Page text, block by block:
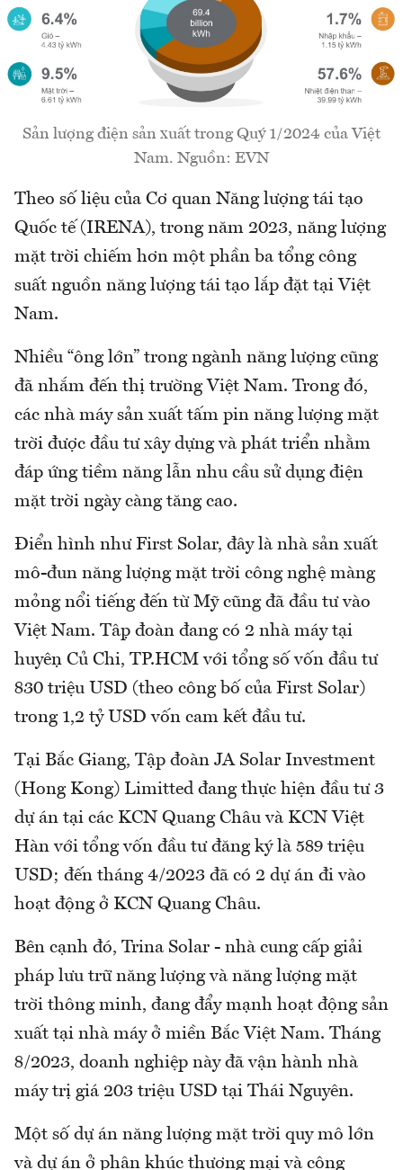
Sản lượng điện sản xuất trong Quý 1/2024 của Việt
Nam. Nguồn: EVN
Theo số liệu của Cơ quan Năng lượng tái tạo
Quốc tế (IRENA), trong năm 2023, năng lượng
mặt trời chiếm hơn một phần ba tổng công
suất nguồn năng lượng tái tạo lắp đặt tại Việt
Nam.
Nhiều “ông lớn” trong ngành năng lượng cũng
đã nhắm đến thị trường Việt Nam. Trong đó,
các nhà máy sản xuất tấm pin năng lượng mặt
trời được đầu tư xây dựng và phát triển nhằm
đáp ứng tiềm năng lẫn nhu cầu sử dụng điện
mặt trời ngày càng tăng cao.
Điển hình như First Solar, đây là nhà sản xuất
mô-đun năng lượng mặt trời công nghệ màng
mỏng nổi tiếng đến từ Mỹ cũng đã đầu tư vào
Việt Nam. Tập đoàn đang có 2 nhà máy tại
huyện Củ Chi, TP.HCM với tổng số vốn đầu tư
830 triệu USD (theo công bố của First Solar)
trong 1,2 tỷ USD vốn cam kết đầu tư.
Tại Bắc Giang, Tập đoàn JA Solar Investment
(Hong Kong) Limitted đang thực hiện đầu tư 3
dự án tại các KCN Quang Châu và KCN Việt
Hàn với tổng vốn đầu tư đăng ký là 589 triệu
USD; đến tháng 4/2023 đã có 2 dự án đi vào
hoạt động ở KCN Quang Châu.
Bên cạnh đó, Trina Solar - nhà cung cấp giải
pháp lưu trữ năng lượng và năng lượng mặt
trời thông minh, đang đẩy mạnh hoạt động sản
xuất tại nhà máy ở miền Bắc Việt Nam. Tháng
8/2023, doanh nghiệp này đã vận hành nhà
máy trị giá 203 triệu USD tại Thái Nguyên.
Một số dự án năng lượng mặt trời quy mô lớn
và dự án ở phân khúc thương mại và công